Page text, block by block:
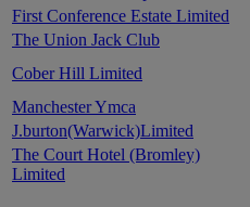
First Conference Estate Limited
The Union Jack Club
Cober Hill Limited
Manchester Ymca
J.burton(Warwick)Limited
The Court Hotel (Bromley)
Limited